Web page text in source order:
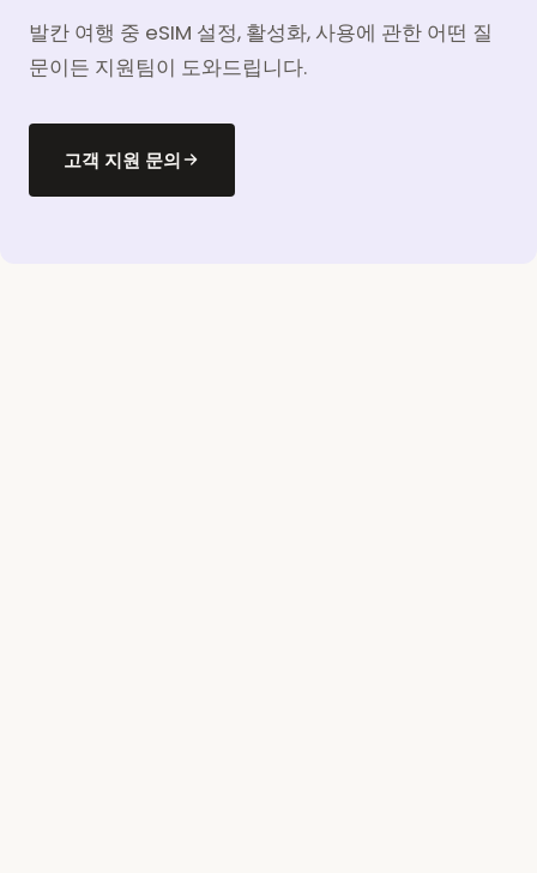
발칸 여행 중 eSIM 설정, 활성화, 사용에 관한 어떤 질
문이든 지원팀이 도와드립니다.
고객 지원 문의